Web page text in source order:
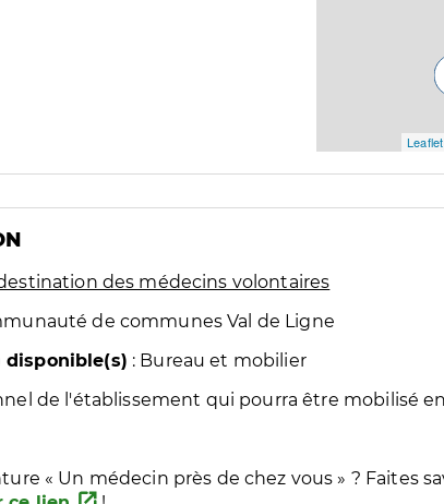
Leaflet
des médecins volontaires
de communes Val de Ligne
disponible(s) : Bureau et mobilier
de l'établissement qui pourra être mobilisé
« Un médecin près de chez vous » ? Faites